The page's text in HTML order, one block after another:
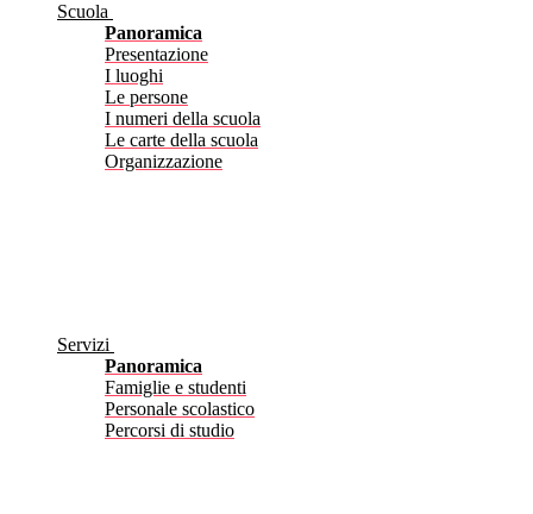
Scuola
Panoramica
Presentazione
I luoghi
Le persone
I numeri della scuola
Le carte della scuola
Organizzazione
Servizi
Panoramica
Famiglie e studenti
Personale scolastico
Percorsi di studio